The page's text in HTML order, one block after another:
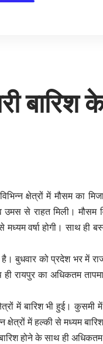
बारिश
क्षेत्रों में मौसम का
उमस से राहत मिली। मौसम
वर्षा होगी। साथ ही
बुधवार को प्रदेश भर में
रायपुर का अधिकतम
में बारिश भी हुई। कुसमी
में हल्की से मध्यम
होने के साथ ही अधिकतम